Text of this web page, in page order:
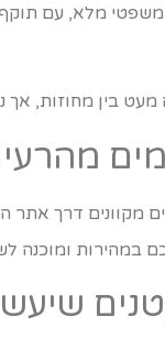
משפטי מלא, עם
בין מחוזות, אך
מקוונים דרך אתר
במהירות ומוכנה